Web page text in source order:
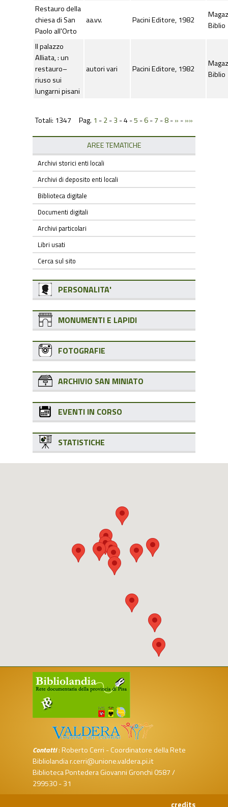
Restauro della
chiesa di San
Paolo all'Orto
aa.vv. Pacini Editore, 1982
Magaz
Biblio
Il palazzo
Alliata, : un
restauro–
riuso sui
lungarni pisani
autori vari Pacini Editore, 1982
Magaz
Biblio
Totali: 1347 Pag. 1 -2-3 -4-5 -6-7 -8-» -»»
AREE TEMATICHE
Archivi storici enti locali
Archivi di deposito enti locali
Biblioteca digitale
Documenti digitali
Archivi particolari
Libri usati
Cerca sul sito
PERSONALITA'
MONUMENTI E LAPIDI
FOTOGRAFIE
ARCHIVIO SAN MINIATO
EVENTI IN CORSO
STATISTICHE
Contatti: Roberto Cerri - Coordinatore della Rete
Bibliolandiar.cerri@unione.valdera.pi.it
Biblioteca Pontedera Giovanni Gronchi0587 /
299530-31